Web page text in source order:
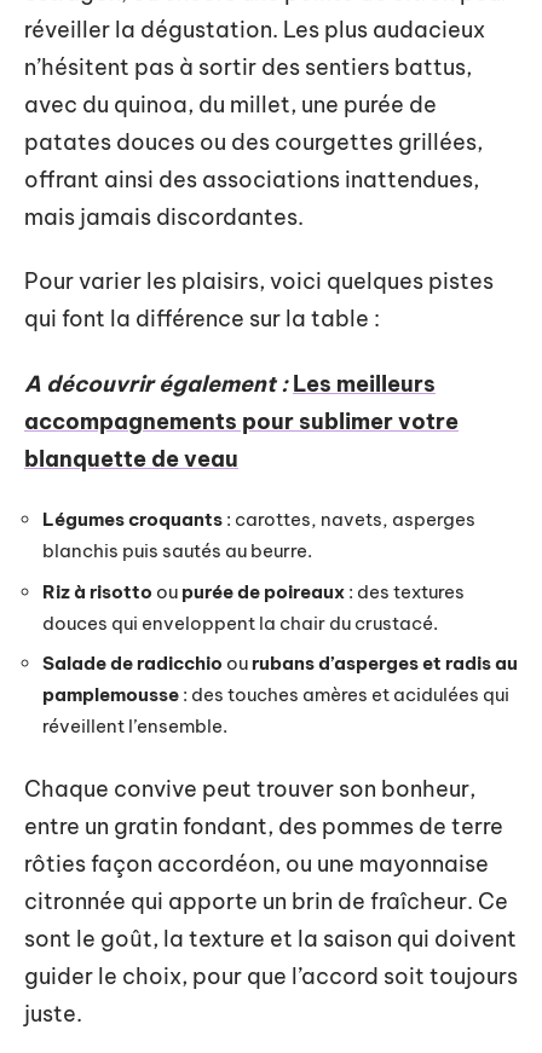
réveiller la dégustation. Les plus audacieux
n’hésitent pas à sortir des sentiers battus,
avec du quinoa, du millet, une purée de
patates douces ou des courgettes grillées,
offrant ainsi des associations inattendues,
mais jamais discordantes.
Pour varier les plaisirs, voici quelques pistes
qui font la différence sur la table :
A découvrir également : Les meilleurs
accompagnements pour sublimer votre
blanquette de veau
Légumes croquants : carottes, navets, asperges
blanchis puis sautés au beurre.
Riz à risotto ou purée de poireaux : des textures
douces qui enveloppent la chair du crustacé.
Salade de radicchio ourubans d’asperges et radis au
pamplemousse : des touches amères et acidulées qui
réveillent l’ensemble.
Chaque convive peut trouver son bonheur,
entre un gratin fondant, des pommes de terre
rôties façon accordéon, ou une mayonnaise
citronnée qui apporte un brin de fraîcheur. Ce
sont le goût, la texture et la saison qui doivent
guider le choix, pour que l’accord soit toujours
juste.